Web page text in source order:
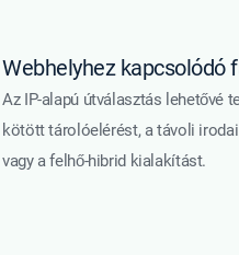
Webhelyhez kapcsolódó
Az IP-alapú útválasztás lehetővé
kötött tárolóelérést, a távoli
vagy a felhő-hibrid kialakítást.